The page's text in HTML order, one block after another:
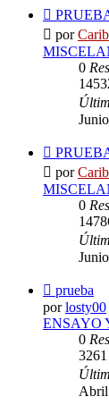
Nuevo
mensaje
por
0
Nuevo
mensaje
por
0
Nuevo
mensaje
prueba
porlosty00
ENSAYO
0
3261
Abril